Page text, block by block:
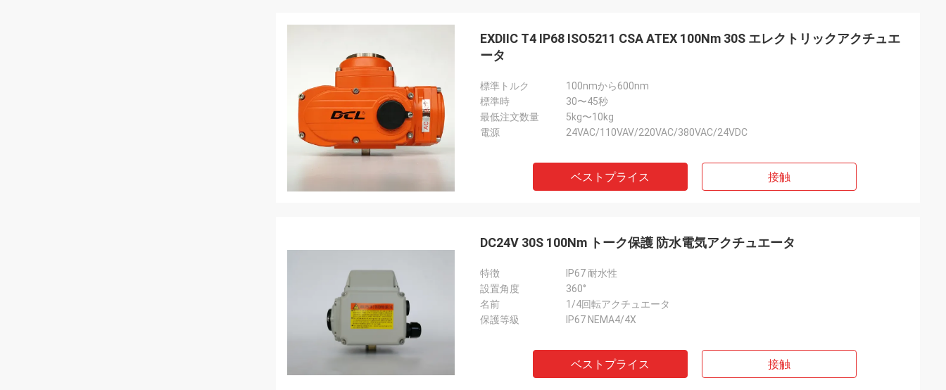
EXDIIC T4 IP68 ISO5211 CSA ATEX 100Nm 30S エレクトリックアクチュエ
ータ
標準トルク
100nmから600nm
標準時
30〜45秒
最低注文数量
5kg〜10kg
電源
24VAC/110VAV/220VAC/380VAC/24VDC
ベストプライス 接触
DC24V 30S 100Nm トーク保護 防水電気アクチュエータ
特徴
IP67 耐水性
設置角度
360°
名前
1/4回転アクチュエータ
保護等級
IP67 NEMA4/4X
ベストプライス 接触